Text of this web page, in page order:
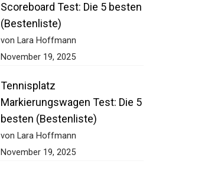
Scoreboard Test: Die 5 besten
(Bestenliste)
von Lara Hoffmann
November 19, 2025
Tennisplatz
Markierungswagen Test: Die 5
besten (Bestenliste)
von Lara Hoffmann
November 19, 2025